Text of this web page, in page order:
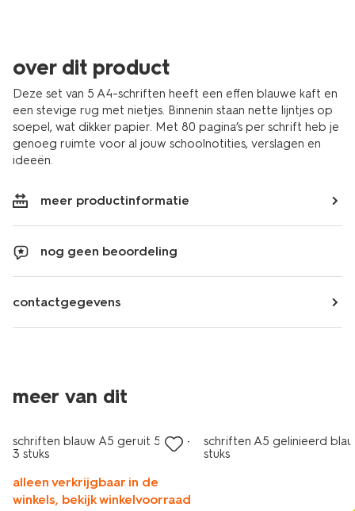
over dit product
Deze set van 5 A4-schriften heeft een effen blauwe kaft en
een stevige rug met nietjes. Binnenin staan nette lijntjes op
soepel, wat dikker papier. Met 80 pagina’s per schrift heb je
genoeg ruimte voor al jouw schoolnotities, verslagen en
ideeën.
meer productinformatie
nog geen beoordeling
contactgegevens
meer van dit
schriften blauw A5 geruit 5mm -
3 stuks
alleen verkrijgbaar in de
winkels, bekijk winkelvoorraad
schriften A5 gelinieerd
stuks